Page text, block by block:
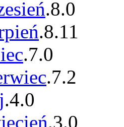
.8.0
.8.11
.7.0
.7.2
.4.0
.3.0